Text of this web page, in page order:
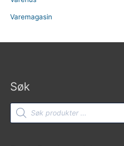
Varemagasin
Søk
Products
search